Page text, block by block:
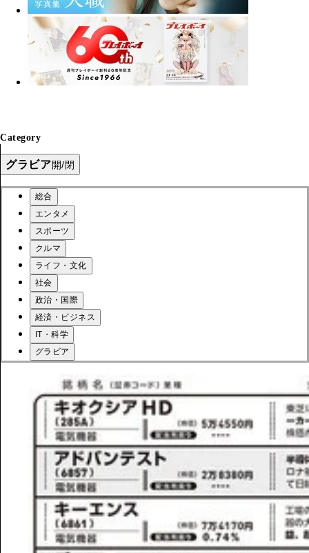
Category
グラビア開/閉
総合
エンタメ
スポーツ
クルマ
ライフ・文化
社会
政治・国際
経済・ビジネス
IT・科学
グラビア